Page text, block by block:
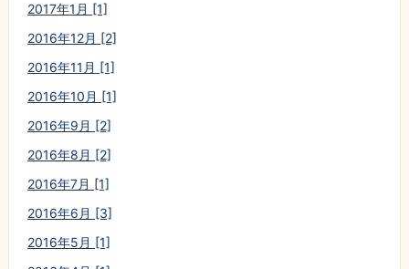
2017年1月 [1]
2016年12月 [2]
2016年11月 [1]
2016年10月 [1]
2016年9月 [2]
2016年8月 [2]
2016年7月 [1]
2016年6月 [3]
2016年5月 [1]